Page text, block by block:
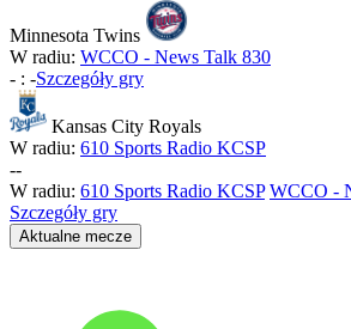
Minnesota Twins
W radiu: WCCO - News Talk 830
- : -Szczegóły gry
Kansas City Royals
W radiu: 610 Sports Radio KCSP
--
W radiu: 610 Sports Radio KCSP WCCO -
Szczegóły gry
Aktualne mecze